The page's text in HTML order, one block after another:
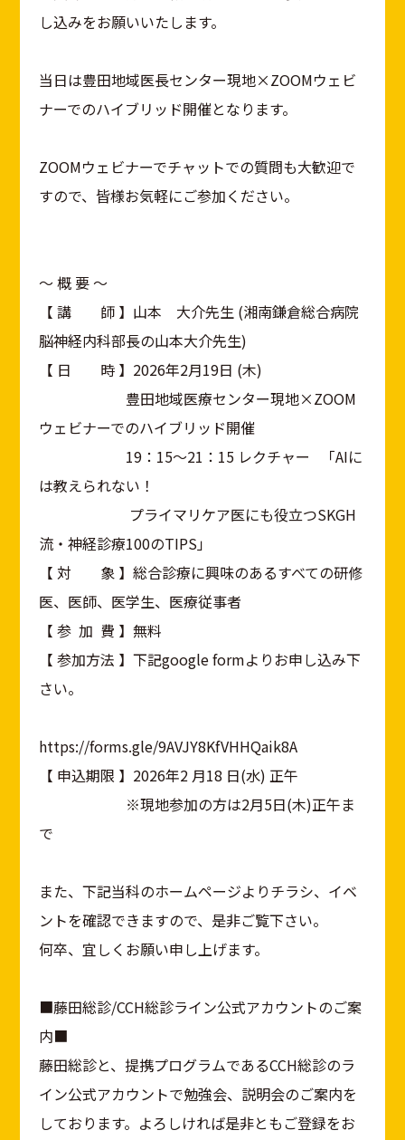
し込みをお願いいたします。
当日は豊田地域医長センター現地×ZOOMウェビ
ナーでのハイブリッド開催となります。
ZOOMウェビナーでチャットでの質問も大歓迎で
すので、皆様お気軽にご参加ください。
〜 概 要 〜
【 講 師 】山本 大介先生 (湘南鎌倉総合病院
脳神経内科部長の山本大介先生)
【 日 時 】2026年2月19日 (木)
豊田地域医療センター現地×ZOOM
ウェビナーでのハイブリッド開催
19：15～21：15 レクチャー 「AIに
は教えられない！
プライマリケア医にも役立つSKGH
流・神経診療100のTIPS」
【 対 象 】総合診療に興味のあるすべての研修
医、医師、医学生、医療従事者
【 参 加 費 】無料
【 参加方法 】下記google formよりお申し込み下
さい。
https://forms.gle/9AVJY8KfVHHQaik8A
【 申込期限 】2026年2 月18 日(水) 正午
※現地参加の方は2月5日(木)正午ま
で
また、下記当科のホームページよりチラシ、イベ
ントを確認できますので、是非ご覧下さい。
何卒、宜しくお願い申し上げます。
■藤田総診/CCH総診ライン公式アカウントのご案
内■
藤田総診と、提携プログラムであるCCH総診のラ
イン公式アカウントで勉強会、説明会のご案内を
しております。よろしければ是非ともご登録をお